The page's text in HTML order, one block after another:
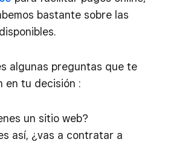
bastante sobre las
algunas preguntas que te
en tu decisión :
un sitio web?
así, ¿vas a contratar a